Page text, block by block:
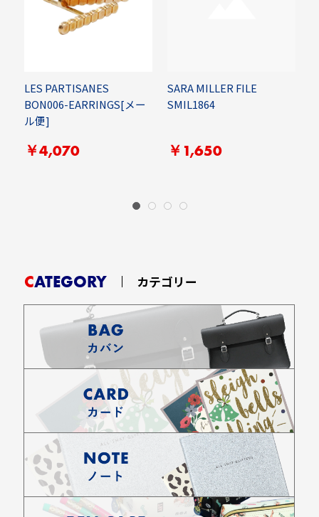
LES PARTISANES
BON006-EARRINGS[メー
ル便]
￥4,070
SARA MILLER FILE
SMIL1864
￥1,650
CATEGORY カテゴリー